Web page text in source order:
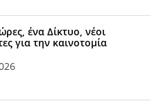
ένα Δίκτυο, νέοι
για την καινοτομία